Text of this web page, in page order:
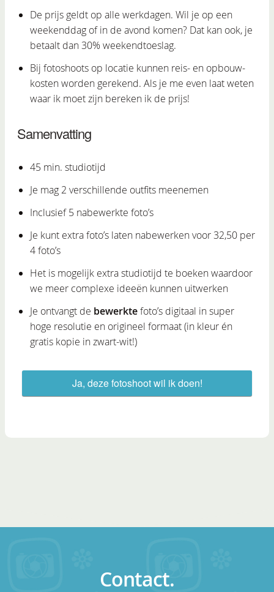
De prijs geldt op alle werkdagen. Wil je op een
weekenddag of in de avond komen? Dat kan ook, je
betaalt dan 30% weekendtoeslag.
Bij fotoshoots op locatie kunnen reis- en opbouw-
kosten worden gerekend. Als je me even laat weten
waar ik moet zijn bereken ik de prijs!
Samenvatting
45 min. studiotijd
Je mag 2 verschillende outfits meenemen
Inclusief 5 nabewerkte foto’s
Je kunt extra foto’s laten nabewerken voor 32,50 per
4 foto’s
Het is mogelijk extra studiotijd te boeken waardoor
we meer complexe ideeën kunnen uitwerken
Je ontvangt de bewerktefoto’s digitaal in super
hoge resolutie en origineel formaat (in kleur én
gratis kopie in zwart-wit!)
Ja, deze fotoshoot wil ik doen!
Contact.